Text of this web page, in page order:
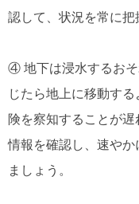
認して、状況を常に把
④ 地下は浸水するお
じたら地上に移動す
険を察知することが
情報を確認し、速や
ましょう。